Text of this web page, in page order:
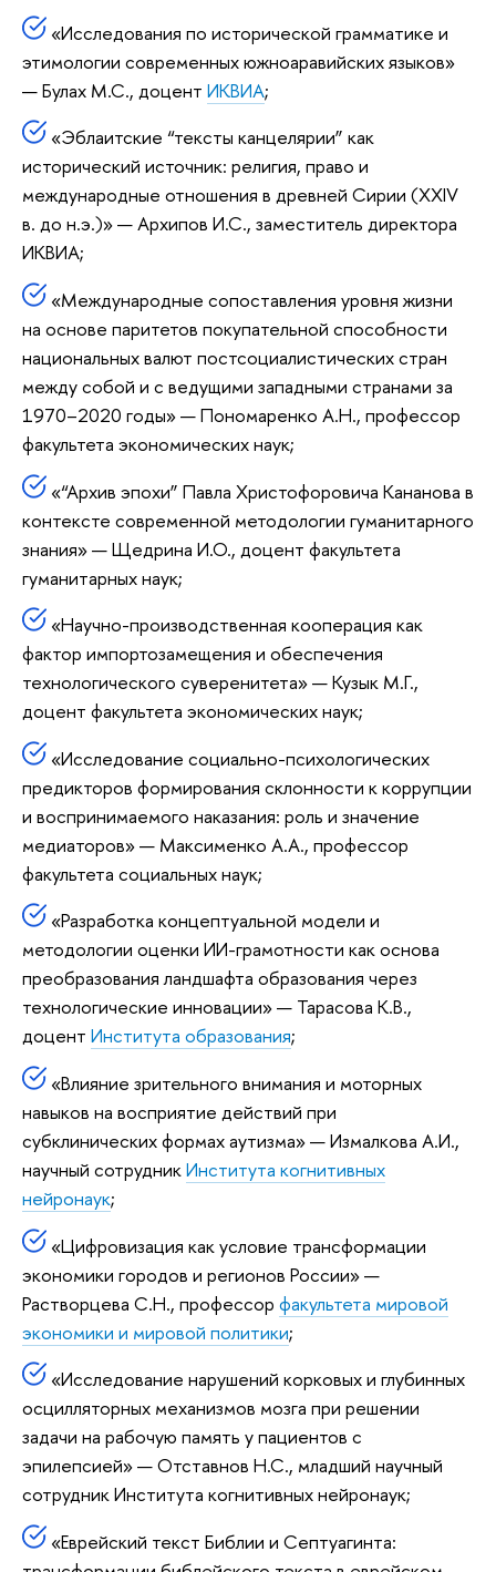
«Исследования по исторической грамматике и
этимологии современных южноаравийских языков»
— Булах М.С., доцент ИКВИА;
«Эблаитские “тексты канцелярии” как
исторический источник: религия, право и
международные отношения в древней Сирии (XXIV
в. до н.э.)» — Архипов И.С., заместитель директора
ИКВИА;
«Международные сопоставления уровня жизни
на основе паритетов покупательной способности
национальных валют постсоциалистических стран
между собой и с ведущими западными странами за
1970–2020 годы» — Пономаренко А.Н., профессор
факультета экономических наук;
«“Архив эпохи” Павла Христофоровича Кананова в
контексте современной методологии гуманитарного
знания» — Щедрина И.О., доцент факультета
гуманитарных наук;
«Научно-производственная кооперация как
фактор импортозамещения и обеспечения
технологического суверенитета» — Кузык М.Г.,
доцент факультета экономических наук;
«Исследование социально-психологических
предикторов формирования склонности к коррупции
и воспринимаемого наказания: роль и значение
медиаторов» — Максименко А.А., профессор
факультета социальных наук;
«Разработка концептуальной модели и
методологии оценки ИИ-грамотности как основа
преобразования ландшафта образования через
технологические инновации» — Тарасова К.В.,
доцент Института образования;
«Влияние зрительного внимания и моторных
навыков на восприятие действий при
субклинических формах аутизма» — Измалкова А.И.,
научный сотрудникИнститута когнитивных
нейронаук;
«Цифровизация как условие трансформации
экономики городов и регионов России» —
Растворцева С.Н., профессор факультета мировой
экономики и мировой политики;
«Исследование нарушений корковых и глубинных
осцилляторных механизмов мозга при решении
задачи на рабочую память у пациентов с
эпилепсией» — Отставнов Н.С., младший научный
сотрудник Института когнитивных нейронаук;
«Еврейский текст Библии и Септуагинта: